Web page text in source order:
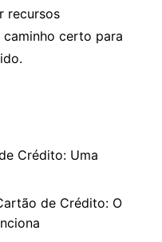
recursos
certo para
Crédito: Uma
de Crédito: O